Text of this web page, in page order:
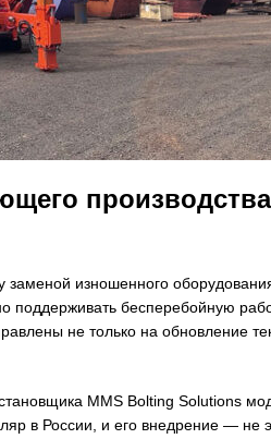
изношенного
бесперебойную
не только на обновление
MMS Bolting Solutions
в России, и его внедрение — не